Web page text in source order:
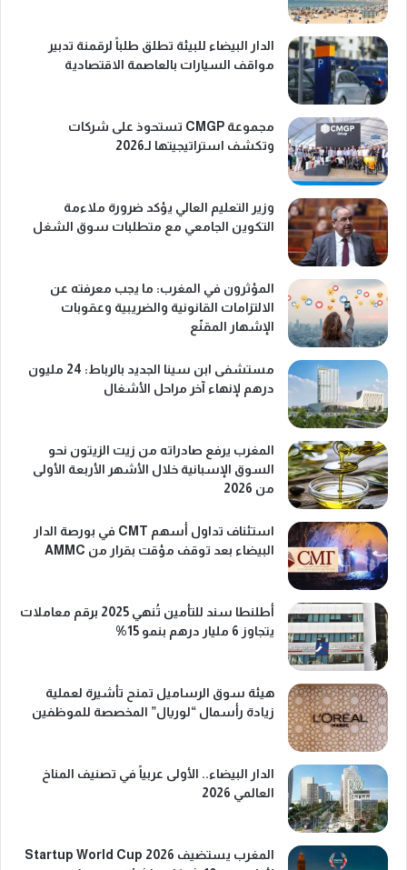
الدار البيضاء للبيئة تطلق طلباً لرقمنة تدبير
مواقف السيارات بالعاصمة الاقتصادية
مجموعة CMGP تستحوذ على شركات
وتكشف استراتيجيتها لـ2026
وزير التعليم العالي يؤكد ضرورة ملاءمة
التكوين الجامعي مع متطلبات سوق الشغل
المؤثرون في المغرب: ما يجب معرفته عن
الالتزامات القانونية والضريبية وعقوبات
الإشهار المقنّع
مستشفى ابن سينا الجديد بالرباط: 24 مليون
درهم لإنهاء آخر مراحل الأشغال
المغرب يرفع صادراته من زيت الزيتون نحو
السوق الإسبانية خلال الأشهر الأربعة الأولى
من 2026
استئناف تداول أسهم CMT في بورصة الدار
البيضاء بعد توقف مؤقت بقرار من AMMC
أطلنطا سند للتأمين تُنهي 2025 برقم معاملات
يتجاوز 6 مليار درهم بنمو 15%
هيئة سوق الرساميل تمنح تأشيرة لعملية
زيادة رأسمال “لوريال” المخصصة للموظفين
الدار البيضاء.. الأولى عربياً في تصنيف المناخ
العالمي 2026
المغرب يستضيف Startup World Cup 2026